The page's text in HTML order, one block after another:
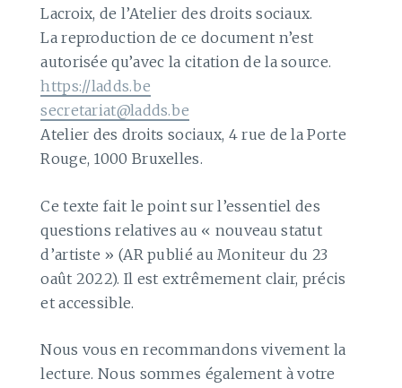
Lacroix, de l’Atelier des droits sociaux.
La reproduction de ce document n’est
autorisée qu’avec la citation de la source.
https://ladds.be
secretariat@ladds.be
Atelier des droits sociaux, 4 rue de la Porte
Rouge, 1000 Bruxelles.
Ce texte fait le point sur l’essentiel des
questions relatives au « nouveau statut
d’artiste » (AR publié au Moniteur du 23
oaût 2022). Il est extrêmement clair, précis
et accessible.
Nous vous en recommandons vivement la
lecture. Nous sommes également à votre